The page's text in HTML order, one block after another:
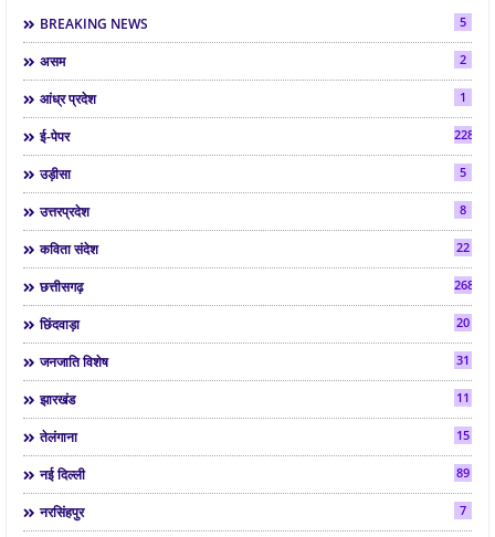
BREAKING NEWS 5
असम 2
आंध्र प्रदेश 1
ई-पेपर 2286
उड़ीसा 5
उत्तरप्रदेश 8
कविता संदेश 22
छत्तीसगढ़ 268
छिंदवाड़ा 20
जनजाति विशेष 31
झारखंड 11
तेलंगाना 15
नई दिल्ली 89
नरसिंहपुर 7